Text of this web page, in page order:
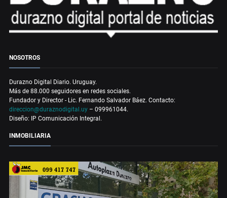
NOSOTROS
Durazno Digital Diario. Uruguay.
Más de 88.000 seguidores en redes sociales.
Fundador y Director - Lic. Fernando Salvador Báez. Contacto:
direccion@duraznodigital.uy – 099961044.
Diseño: IP Comunicación Integral.
INMOBILIARIA